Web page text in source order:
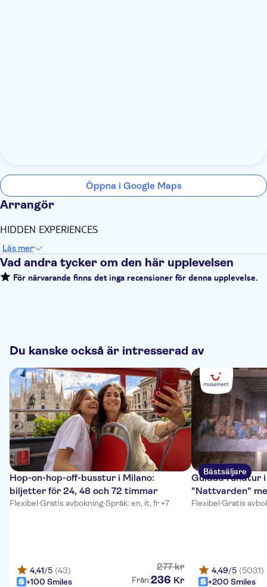
Öppna i Google Maps
Arrangör
HIDDEN EXPERIENCES
Läs mer
Vad andra tycker om den här upplevelsen
För närvarande finns det inga recensioner för denna upplevelse.
Du kanske också är intresserad av
Hop-on-hop-off-busstur i Milano:
biljetter för 24, 48 och 72 timmar
Flexibel·Gratis avbokning·Språk: en, it, fr +7
4,41/5 (43)
+100 Smiles
277 kr
Från:236 Kr
Bästsäljare
Guidad rundtur
"Nattvarden"
Flexibel·Gratis
4,49/5 (5031)
+200 Smiles